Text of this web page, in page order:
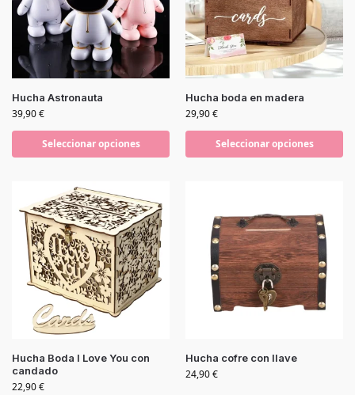
Hucha Astronauta
39,90€
Seleccionar opciones
Hucha boda en madera
29,90€
Seleccionar opciones
Hucha Boda I Love You con
candado
22,90€
Hucha cofre con llave
24,90€